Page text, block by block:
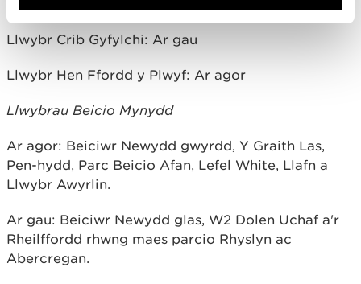
Llwybr yr Afon a’r Rheilffordd: Ar agor
Llwybr Crib Gyfylchi: Ar gau
Llwybr Hen Ffordd y Plwyf: Ar agor
Llwybrau Beicio Mynydd
Ar agor: Beiciwr Newydd gwyrdd, Y Graith Las,
Pen-hydd, Parc Beicio Afan, Lefel White, Llafn a
Llwybr Awyrlin.
Ar gau: Beiciwr Newydd glas, W2 Dolen Uchaf a'r
Rheilffordd rhwng maes parcio Rhyslyn ac
Abercregan.